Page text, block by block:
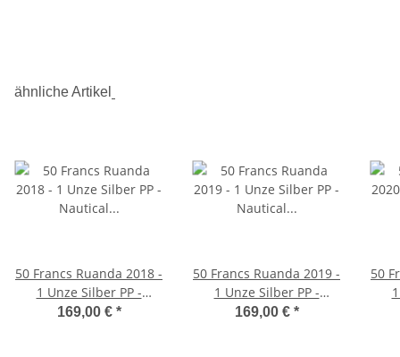
ähnliche Artikel
50 Francs Ruanda 2018 -
1 Unze Silber PP -
Nautical Ounce:
169,00 € *
50 Francs Ruanda 2019 -
1 Unze Silber PP -
Nautical Ounce: Victoria
169,00 € *
50